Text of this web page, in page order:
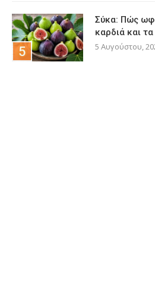
Σύκα: Πώς
καρδιά και
5 Αυγούστου,